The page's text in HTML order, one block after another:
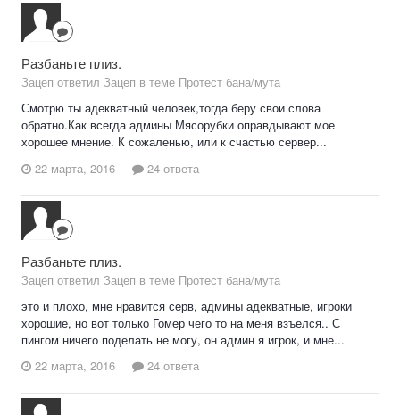
Разбаньте плиз.
Зацеп ответил Зацеп в теме Протест бана/мута
Смотрю ты адекватный человек,тогда беру свои слова
обратно.Как всегда админы Мясорубки оправдывают мое
хорошее мнение. К сожаленью, или к счастью сервер...
22 марта, 2016
24 ответа
Разбаньте плиз.
Зацеп ответил Зацеп в теме Протест бана/мута
это и плохо, мне нравится серв, админы адекватные, игроки
хорошие, но вот только Гомер чего то на меня взъелся.. С
пингом ничего поделать не могу, он админ я игрок, и мне...
22 марта, 2016
24 ответа